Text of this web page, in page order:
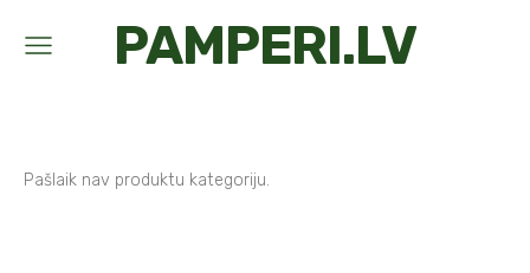
PAMPERI.LV
Pašlaik nav produktu kategoriju.